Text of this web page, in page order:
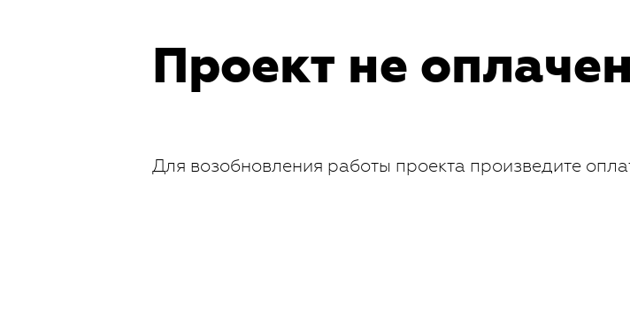
Проект не оплачен
Для возобновления работы проекта произведите